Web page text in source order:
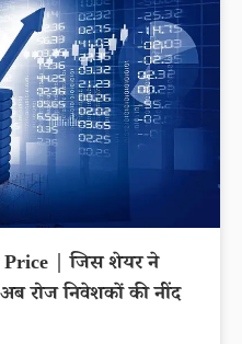
Price | जिस शेयर ने
अब रोज निवेशकों की नींद